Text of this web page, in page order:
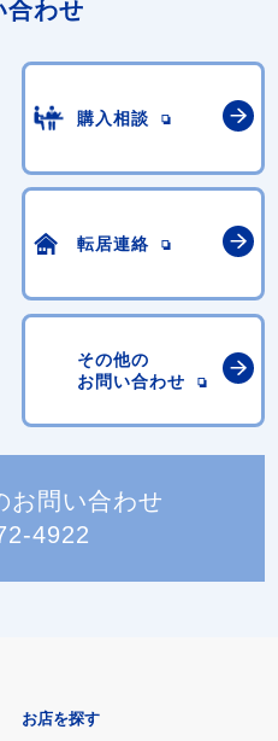
合わせ
購入相談
転居連絡
その他の
お問い合わせ
お問い合わせ
4922
お店を探す